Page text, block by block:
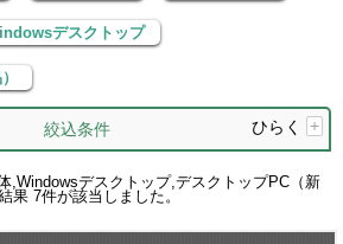
デスクトップ
絞込条件 ひらく +
,Windowsデスクトップ,デスクトップPC（新
果 7件が該当しました。